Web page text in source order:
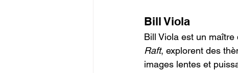
Bill Viola
Bill Viola est un
Raft, explorent des
images lentes et